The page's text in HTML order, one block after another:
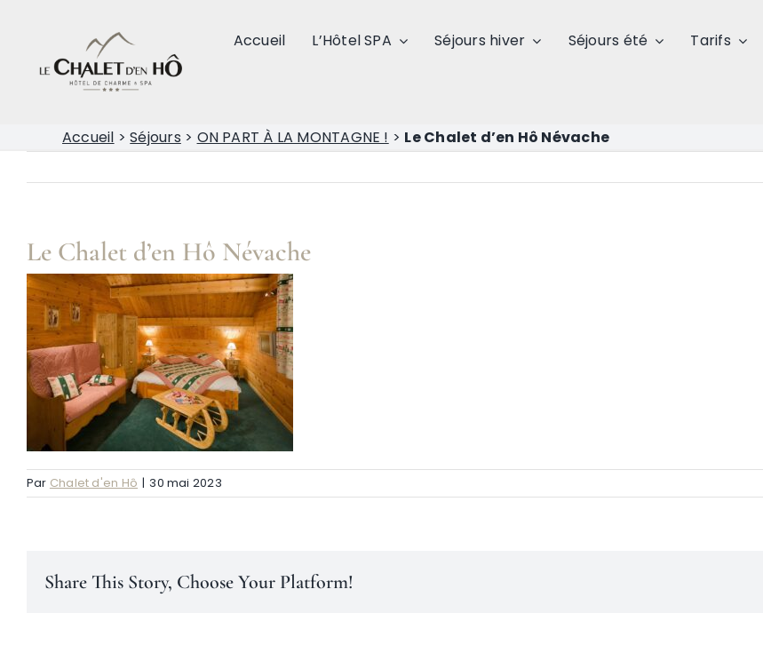
Accueil L’Hôtel SPA Séjours hiver Séjours été Tarifs
Accueil >Séjours > ON PART À LA MONTAGNE ! > Le Chalet d’en Hô Névache
Le Chalet d’en Hô Névache
Par Chalet d'en Hô | 30 mai 2023
Share This Story, Choose Your Platform!